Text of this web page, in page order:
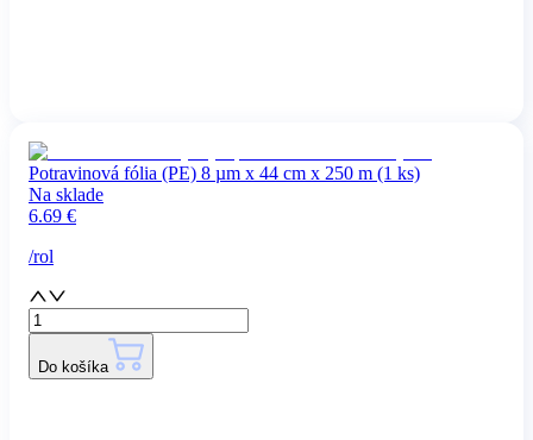
Potravinová fólia (PE) 8 µm x 44 cm x 250 m (1 ks)
Na sklade
6.69 €
/rol
Do košíka